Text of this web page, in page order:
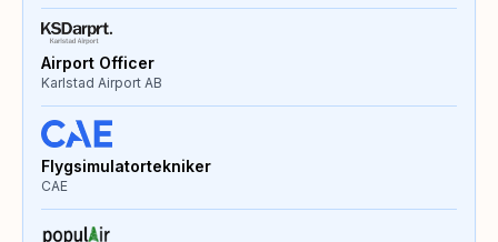
Airport Officer
Karlstad Airport AB
Flygsimulatortekniker
CAE